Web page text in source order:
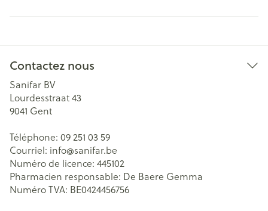
Contactez nous
Sanifar BV
Lourdesstraat 43
9041 Gent
Téléphone: 09 251 03 59
Courriel: info@sanifar.be
Numéro de licence: 445102
Pharmacien responsable: De Baere Gemma
Numéro TVA: BE0424456756